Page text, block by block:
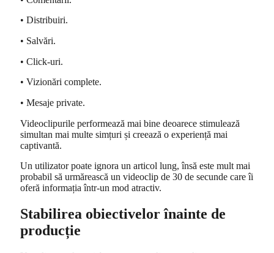
• Distribuiri.
• Salvări.
• Click-uri.
• Vizionări complete.
• Mesaje private.
Videoclipurile performează mai bine deoarece stimulează
simultan mai multe simțuri și creează o experiență mai
captivantă.
Un utilizator poate ignora un articol lung, însă este mult mai
probabil să urmărească un videoclip de 30 de secunde care îi
oferă informația într-un mod atractiv.
Stabilirea obiectivelor înainte de
producție